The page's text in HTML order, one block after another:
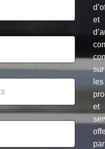
et
sur
les
et
par